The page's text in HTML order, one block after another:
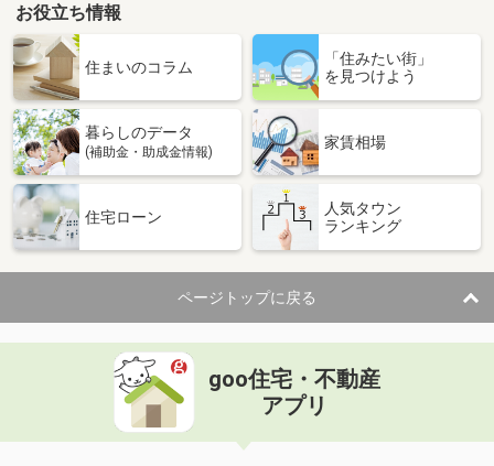
お役立ち情報
住まいのコラム
「住みたい街」
を見つけよう
暮らしのデータ
(補助金・助成金情報)
家賃相場
住宅ローン
人気タウン
ランキング
ページトップに戻る
goo住宅・不動産
アプリ